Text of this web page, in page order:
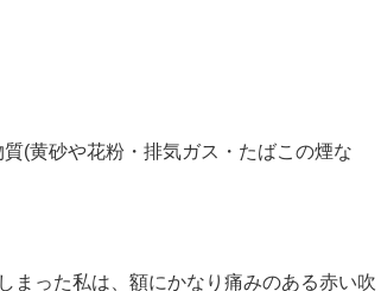
(黄砂や花粉・排気ガス・たばこの煙な
まった私は、額にかなり痛みのある赤い吹